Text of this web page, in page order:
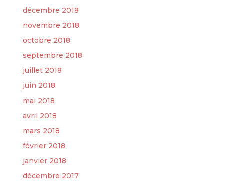
décembre 2018
novembre 2018
octobre 2018
septembre 2018
juillet 2018
juin 2018
mai 2018
avril 2018
mars 2018
février 2018
janvier 2018
décembre 2017